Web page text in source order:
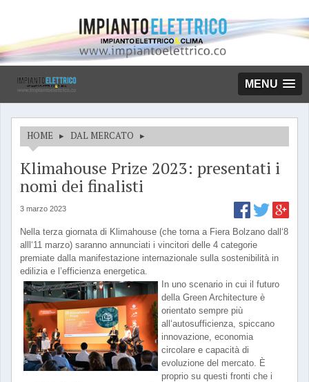
MENU
HOME ▸ DAL MERCATO ▸
Klimahouse Prize 2023: presentati i
nomi dei finalisti
3 marzo 2023
Nella terza giornata di Klimahouse (che torna a Fiera Bolzano dall‘8
alll‘11 marzo) saranno annunciati i vincitori delle 4 categorie
premiate dalla manifestazione internazionale sulla sostenibilità in
edilizia e l’efficienza energetica.
In uno scenario in cui il futuro
della Green Architecture è
orientato sempre più
all‘autosufficienza, spiccano
innovazione, economia
circolare e capacità di
evoluzione del mercato. È
proprio su questi fronti che i